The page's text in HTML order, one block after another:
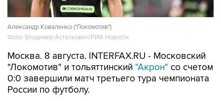
Александр Коваленко ("Локомотив")
Фото: Владимир Астапкович/РИА Новости
Москва. 8 августа. INTERFAX.RU - Московский
"Локомотив" и тольяттинский "Акрон" со счетом
0:0 завершили матч третьего тура чемпионата
России по футболу.